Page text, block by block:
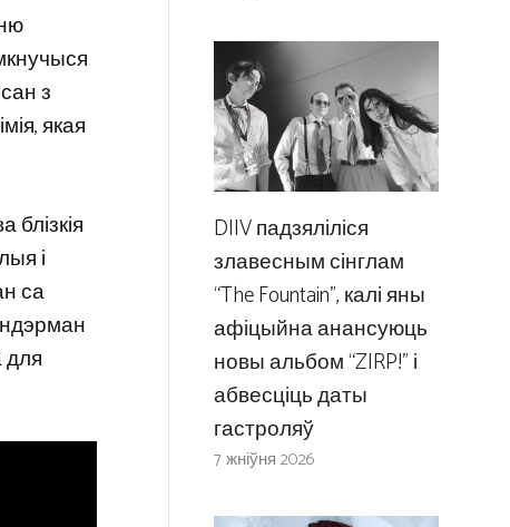
з
якая
і
са
для
DIIV падзяліліся
злавесным сінглам
“The Fountain”, калі яны
афіцыйна анансуюць
новы альбом “ZIRP!” і
абвесціць даты
гастроляў
7 жніўня 2026